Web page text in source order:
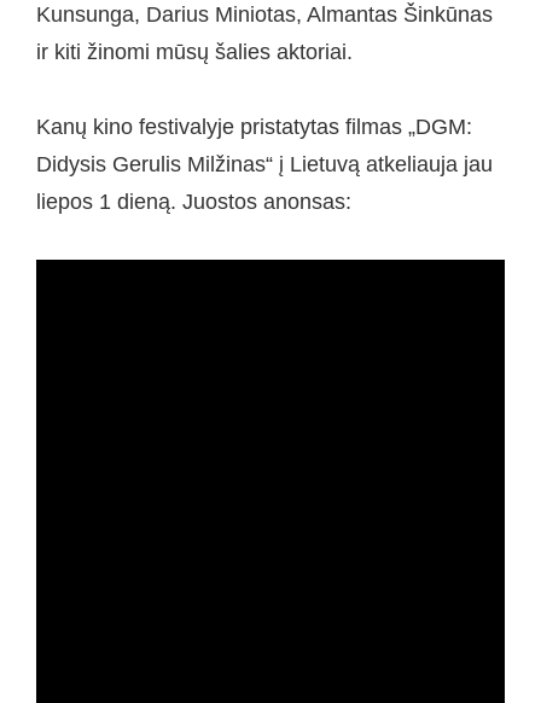
Kunsunga, Darius Miniotas, Almantas Šinkūnas
ir kiti žinomi mūsų šalies aktoriai.
Kanų kino festivalyje pristatytas filmas „DGM:
Didysis Gerulis Milžinas“ į Lietuvą atkeliauja jau
liepos 1 dieną. Juostos anonsas: